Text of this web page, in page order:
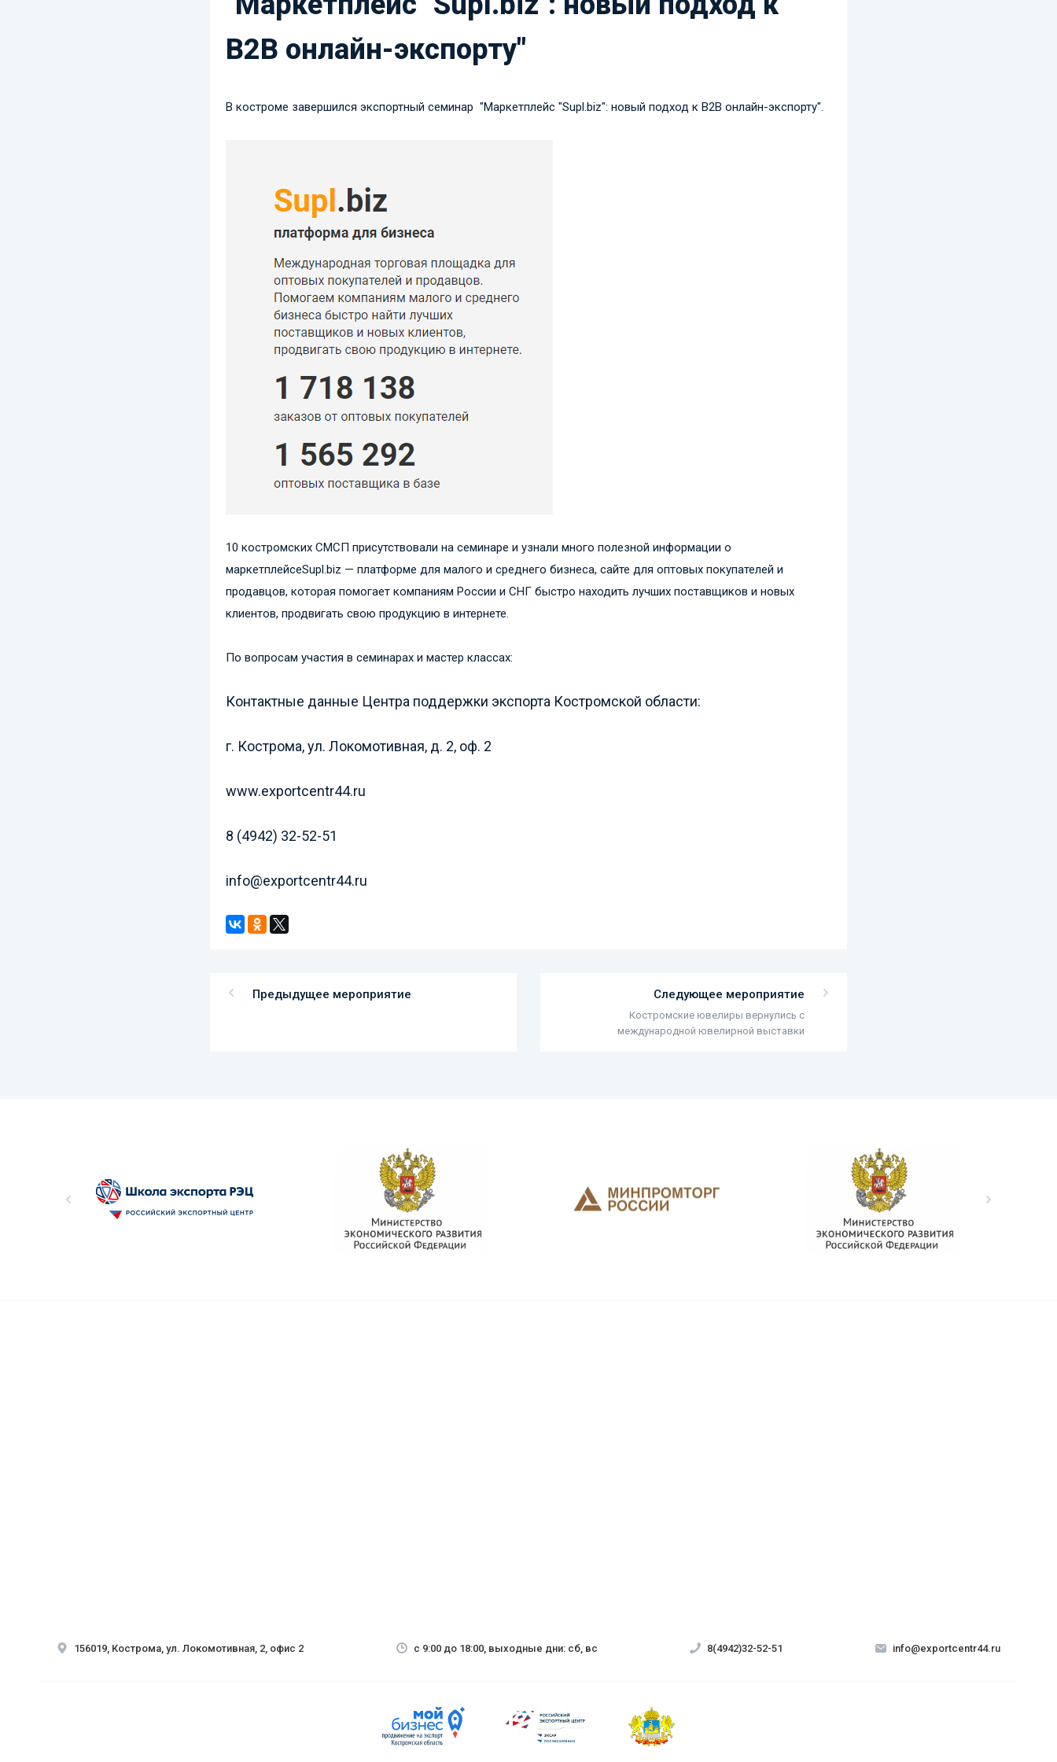
В2В онлайн-экспорту"
В костроме завершился экспортный семинар "Маркетплейс "Supl.biz": новый подход к В2В онлайн-экспорту".
10 костромских СМСП присутствовали на семинаре и узнали много полезной информации о
маркетплейсеSupl.biz — платформе для малого и среднего бизнеса, сайте для оптовых покупателей и
продавцов, которая помогает компаниям России и СНГ быстро находить лучших поставщиков и новых
клиентов, продвигать свою продукцию в интернете.
По вопросам участия в семинарах и мастер классах:
Контактные данные Центра поддержки экспорта Костромской области:
г. Кострома, ул. Локомотивная, д. 2, оф. 2
www.exportcentr44.ru
8 (4942) 32-52-51
info@exportcentr44.ru
Предыдущее мероприятие Следующее мероприятие
Костромские ювелиры вернулись с
международной ювелирной выставки
156019, Кострома, ул. Локомотивная, 2, офис 2 с 9:00 до 18:00, выходные дни: сб, вс 8(4942)32-52-51 info@exportcentr44.ru